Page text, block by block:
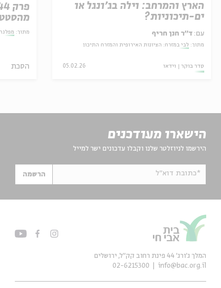
הארץ והמרחב: וילה בג'ונגל או
ים-תיכוניות?
עם: ד׳׳ר חנן חריף
מתוך: לבי במזרח: הציונות האירופית והמזרח התיכון
סדר בוקר וידאו 05.02.26
מתוך:
הסכת
הישארו מעודכנים
הירשמו לניוזלטר שלנו וקבלו עדכונים ישר למייל
*כתובת דוא"ל הרשמה
המלך ג'ורג' 44 פינת רחוב קק״ל, ירושלים
info@bac.org.il
02-6215300